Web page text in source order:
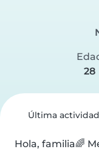
28
Última
Hola, familia🌈